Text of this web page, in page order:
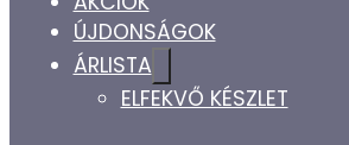
ÚJDONSÁGOK
ÁRLISTA
ELFEKVŐ KÉSZLET